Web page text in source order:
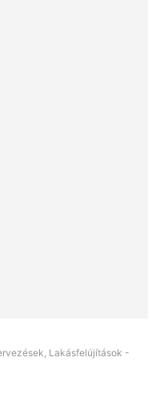
Lakásfelújítások -